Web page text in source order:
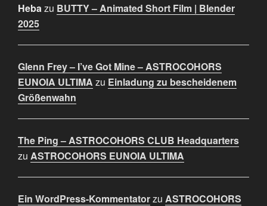
Hebazu BUTTY – Animated Short Film | Blender
2025
Glenn Frey – I’ve Got Mine – ASTROCOHORS
EUNOIA ULTIMA zu Einladung zu bescheidenem
Größenwahn
The Ping – ASTROCOHORS CLUB Headquarters
zu ASTROCOHORS EUNOIA ULTIMA
Ein WordPress-Kommentatorzu ASTROCOHORS